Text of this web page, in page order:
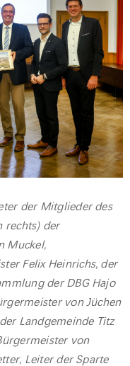
der Mitglieder des
rechts) der
Muckel,
Felix Heinrichs, der
der DBG Hajo
von Jüchen
Landgemeinde Titz
von
Leiter der Sparte